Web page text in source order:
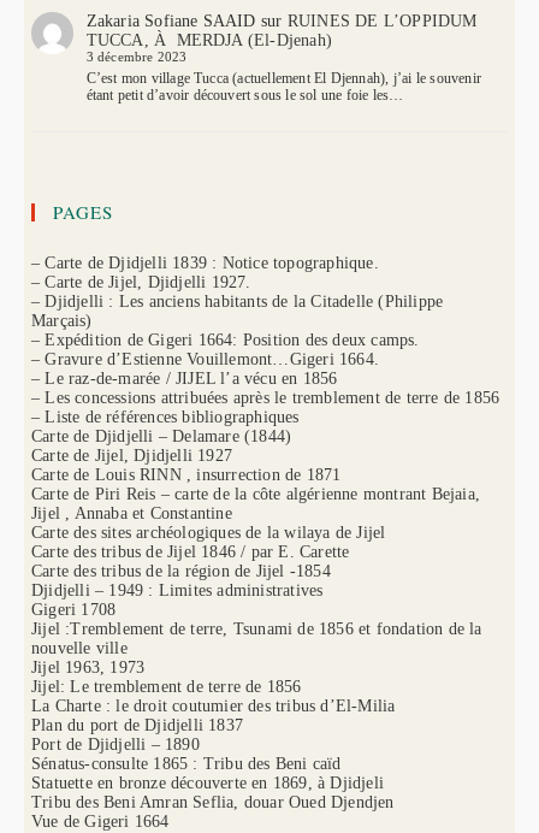
Zakaria Sofiane SAAID sur RUINES DE L’OPPIDUM
TUCCA, À MERDJA (El-Djenah)
3 décembre 2023
C’est mon village Tucca (actuellement El Djennah), j’ai le souvenir
étant petit d’avoir découvert sous le sol une foie les…
PAGES
– Carte de Djidjelli 1839 : Notice topographique.
– Carte de Jijel, Djidjelli 1927.
– Djidjelli : Les anciens habitants de la Citadelle (Philippe
Marçais)
– Expédition de Gigeri 1664: Position des deux camps.
– Gravure d’Estienne Vouillemont…Gigeri 1664.
– Le raz-de-marée / JIJEL l’a vécu en 1856
– Les concessions attribuées après le tremblement de terre de 1856
– Liste de références bibliographiques
Carte de Djidjelli – Delamare (1844)
Carte de Jijel, Djidjelli 1927
Carte de Louis RINN , insurrection de 1871
Carte de Piri Reis – carte de la côte algérienne montrant Bejaia,
Jijel , Annaba et Constantine
Carte des sites archéologiques de la wilaya de Jijel
Carte des tribus de Jijel 1846 / par E. Carette
Carte des tribus de la région de Jijel -1854
Djidjelli – 1949 : Limites administratives
Gigeri 1708
Jijel :Tremblement de terre, Tsunami de 1856 et fondation de la
nouvelle ville
Jijel 1963, 1973
Jijel: Le tremblement de terre de 1856
La Charte : le droit coutumier des tribus d’El-Milia
Plan du port de Djidjelli 1837
Port de Djidjelli – 1890
Sénatus-consulte 1865 : Tribu des Beni caïd
Statuette en bronze découverte en 1869, à Djidjeli
Tribu des Beni Amran Seflia, douar Oued Djendjen
Vue de Gigeri 1664